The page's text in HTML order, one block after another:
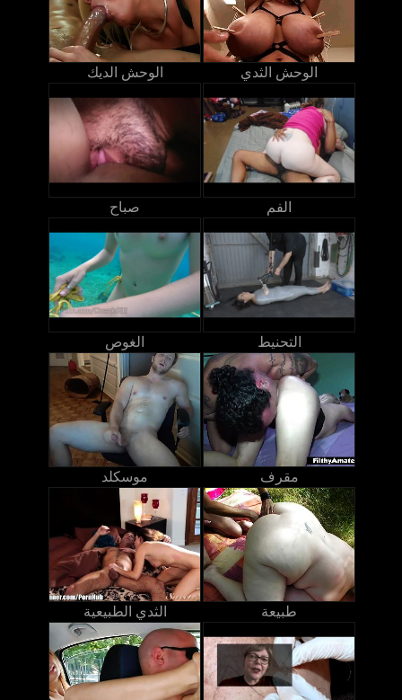
الوحش الديك الوحش الثدي
صباح الفم
الغوص التحنيط
موسكلد مقرف
الثدي الطبيعية طبيعة